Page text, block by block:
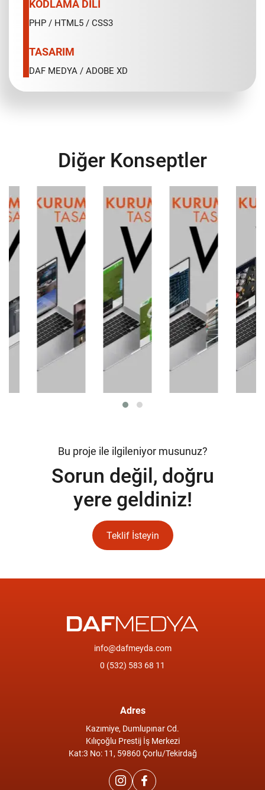
KODLAMA DİLİ
PHP / HTML5 / CSS3
TASARIM
DAF MEDYA / ADOBE XD
Diğer Konseptler
Kurumsal
Tasarım
V3
Kurumsal
Tasarım
V4
Kurumsal
Tasarım
V5
Tasarım
V6
Bu proje ile ilgileniyor musunuz?
Sorun değil, doğru
yere geldiniz!
Teklif İsteyin
info@dafmeyda.com
0 (532) 583 68 11
Adres
Kazımiye, Dumlupınar Cd.
Kılıçoğlu Prestij İş Merkezi
Kat:3 No: 11, 59860 Çorlu/Tekirdağ